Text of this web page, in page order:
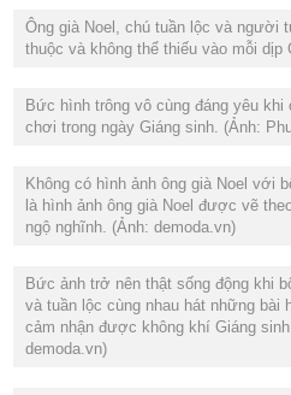
Ông già Noel, chú tuần lộc và người
thuộc và không thể thiếu vào mỗi dịp
Bức hình trông vô cùng đáng yêu
chơi trong ngày Giáng sinh. (Ảnh:
Không có hình ảnh ông già Noel với
là hình ảnh ông già Noel được vẽ
ngộ nghĩnh. (Ảnh: demoda.vn)
Bức ảnh trở nên thật sống động khi
và tuần lộc cùng nhau hát những bài
cảm nhận được không khí Giáng
demoda.vn)